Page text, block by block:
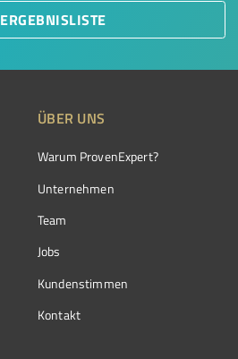
ÜBER UNS
Warum ProvenExpert?
Unternehmen
Team
Jobs
Kundenstimmen
Kontakt